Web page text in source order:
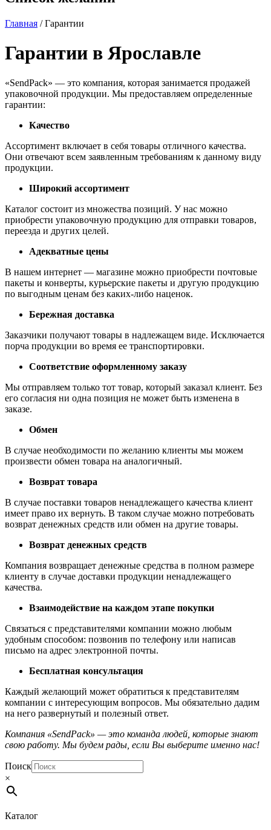
Главная / Гарантии
Гарантии в Ярославле
«SendPack» — это компания, которая занимается продажей
упаковочной продукции. Мы предоставляем определенные
гарантии:
Качество
Ассортимент включает в себя товары отличного качества.
Они отвечают всем заявленным требованиям к данному виду
продукции.
Широкий ассортимент
Каталог состоит из множества позиций. У нас можно
приобрести упаковочную продукцию для отправки товаров,
переезда и других целей.
Адекватные цены
В нашем интернет — магазине можно приобрести почтовые
пакеты и конверты, курьерские пакеты и другую продукцию
по выгодным ценам без каких-либо наценок.
Бережная доставка
Заказчики получают товары в надлежащем виде. Исключается
порча продукции во время ее транспортировки.
Соответствие оформленному заказу
Мы отправляем только тот товар, который заказал клиент. Без
его согласия ни одна позиция не может быть изменена в
заказе.
Обмен
В случае необходимости по желанию клиенты мы можем
произвести обмен товара на аналогичный.
Возврат товара
В случае поставки товаров ненадлежащего качества клиент
имеет право их вернуть. В таком случае можно потребовать
возврат денежных средств или обмен на другие товары.
Возврат денежных средств
Компания возвращает денежные средства в полном размере
клиенту в случае доставки продукции ненадлежащего
качества.
Взаимодействие на каждом этапе покупки
Связаться с представителями компании можно любым
удобным способом: позвонив по телефону или написав
письмо на адрес электронной почты.
Бесплатная консультация
Каждый желающий может обратиться к представителям
компании с интересующим вопросов. Мы обязательно дадим
на него развернутый и полезный ответ.
Компания «SendPack» — это команда людей, которые знают
свою работу. Мы будем рады, если Вы выберите именно нас!
Поиск
×
Каталог